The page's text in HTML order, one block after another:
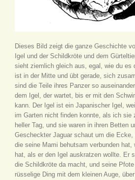
Dieses Bild zeigt die ganze Geschichte
Igel und der Schildkröte und dem
sieht ziemlich gleich aus, egal, wie du es
ist in der Mitte und übt gerade, sich
sind die Teile ihres Panzer so
dem Igel, der wartet, bis er mit den
kann. Der Igel ist ein Japanischer Igel,
im Garten nicht finden konnte, als ich sie
heller Tag, und sie waren in ihren Betten
Gescheckter Jaguar schaut um die
die seine Mami behutsam verbunden
hat, als er den Igel auskratzen wollte. Er
die Schildkröte da macht, und seine
rüsselige Ding mit dem kleinen Auge,